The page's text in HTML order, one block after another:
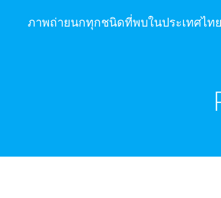
contentภาพถ่ายนกทุกชนิดที่พบในประเทศไท